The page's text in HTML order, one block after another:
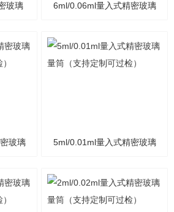
玻璃 6ml/0.06ml量入式精密玻璃
玻璃 5ml/0.01ml量入式精密玻璃